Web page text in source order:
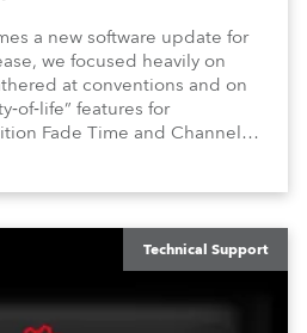
a new software update for
we focused heavily on
at conventions and on
features for
Fade Time and Channel
Technical Support